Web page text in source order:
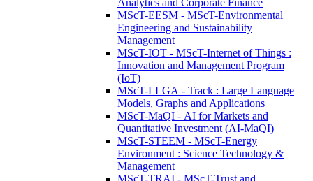
Analytics and Corporate Finance
MScT-EESM - MScT-Environmental
Engineering and Sustainability
Management
MScT-IOT - MScT-Internet of Things :
Innovation and Management Program
(IoT)
MScT-LLGA - Track : Large Language
Models, Graphs and Applications
MScT-MaQI - AI for Markets and
Quantitative Investment (AI-MaQI)
MScT-STEEM - MScT-Energy
Environment : Science Technology &
Management
MScT-TRAI - MScT-Trust and